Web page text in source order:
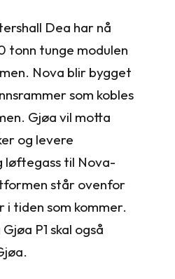
Dea har nå
tonn tunge modulen
Nova blir bygget
som kobles
Gjøa vil motta
og levere
løftegass til Nova-
står ovenfor
tiden som kommer.
P1 skal også